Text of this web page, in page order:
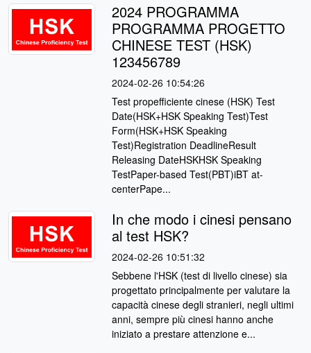
2024 PROGRAMMA
PROGRAMMA PROGETTO
CHINESE TEST (HSK)
123456789
2024-02-26 10:54:26
Test propefficiente cinese (HSK) Test
Date(HSK+HSK Speaking Test)Test
Form(HSK+HSK Speaking
Test)Registration DeadlineResult
Releasing DateHSKHSK Speaking
TestPaper-based Test(PBT)iBT at-
centerPape...
In che modo i cinesi pensano
al test HSK?
2024-02-26 10:51:32
Sebbene l'HSK (test di livello cinese) sia
progettato principalmente per valutare la
capacità cinese degli stranieri, negli ultimi
anni, sempre più cinesi hanno anche
iniziato a prestare attenzione e...